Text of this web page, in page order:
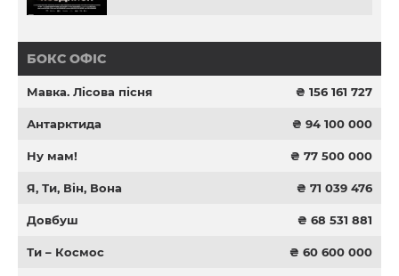
БОКС ОФІС
Мавка. Лісова пісня ₴ 156 161 727
Антарктида ₴ 94 100 000
Ну мам! ₴ 77 500 000
Я, Ти, Він, Вона ₴ 71 039 476
Довбуш ₴ 68 531 881
Ти – Космос ₴ 60 600 000